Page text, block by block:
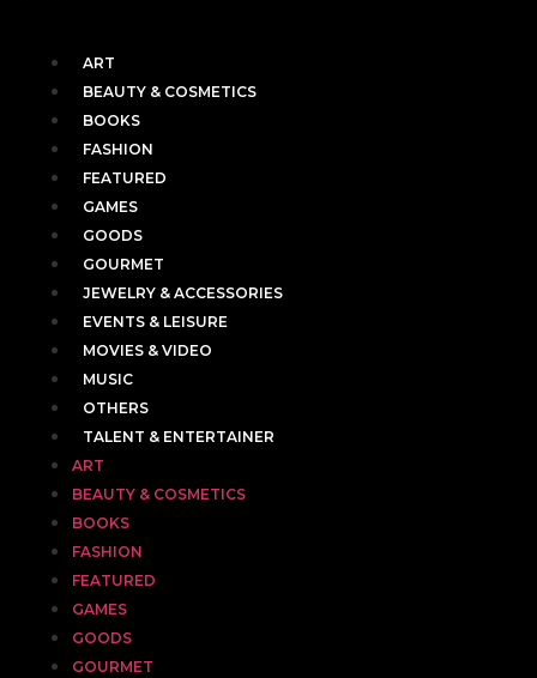
ART
BEAUTY & COSMETICS
BOOKS
FASHION
FEATURED
GAMES
GOODS
GOURMET
JEWELRY & ACCESSORIES
EVENTS & LEISURE
MOVIES & VIDEO
MUSIC
OTHERS
TALENT & ENTERTAINER
ART
BEAUTY & COSMETICS
BOOKS
FASHION
FEATURED
GAMES
GOODS
GOURMET